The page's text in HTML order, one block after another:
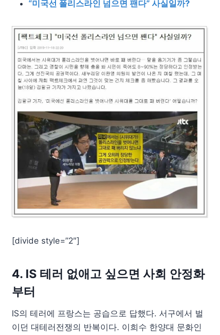
“미국선 폴리스라인 넘으면 팬다” 사실일까?
[divide style=”2″]
4. IS 테러 없애고 싶으면 사회 안정화
부터
IS의 테러에 프랑스는 공습으로 답했다. 서구에서 벌
이던 대테러전쟁의 반복이다. 이희수 한양대 문화인